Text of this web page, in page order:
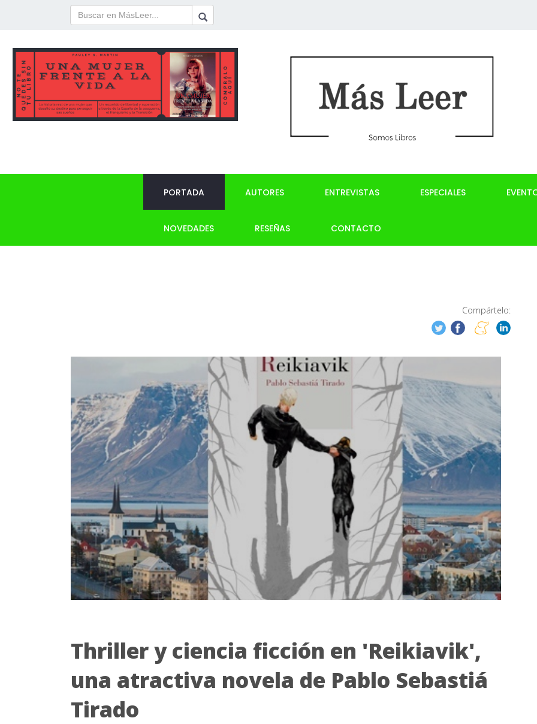
PORTADA AUTORES ENTREVISTAS ESPECIALES
NOVEDADES RESEÑAS CONTACTO
Compártelo:
Thriller y ciencia ficción en 'Reikiavik',
una atractiva novela de Pablo Sebastiá
Tirado